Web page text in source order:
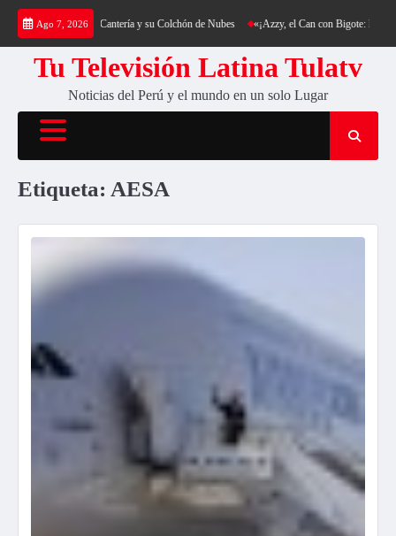
Saltar
contenido
Ago 7, 2026
Trekking al Cerro Cantería y su Colchón de Nubes «¡Azzy, el Can con Bigote: La
Tu Televisión Latina Tulatv
Noticias del Perú y el mundo en un solo Lugar
Etiqueta: AESA